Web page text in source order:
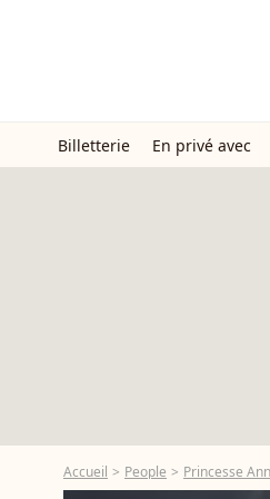
Billetterie En privé avec
Accueil People Princesse